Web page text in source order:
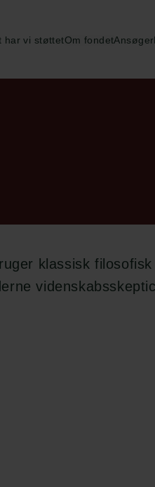
har vi støttetOm fondetAnsøger
klassisk